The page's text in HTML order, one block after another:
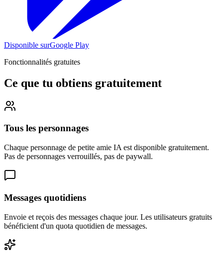
Disponible surGoogle Play
Fonctionnalités gratuites
Ce que tu obtiens gratuitement
Tous les personnages
Chaque personnage de petite amie IA est disponible gratuitement.
Pas de personnages verrouillés, pas de paywall.
Messages quotidiens
Envoie et reçois des messages chaque jour. Les utilisateurs gratuits
bénéficient d'un quota quotidien de messages.